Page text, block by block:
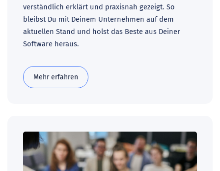
verständlich erklärt und praxisnah gezeigt. So
bleibst Du mit Deinem Unternehmen auf dem
aktuellen Stand und holst das Beste aus Deiner
Software heraus.
Mehr erfahren